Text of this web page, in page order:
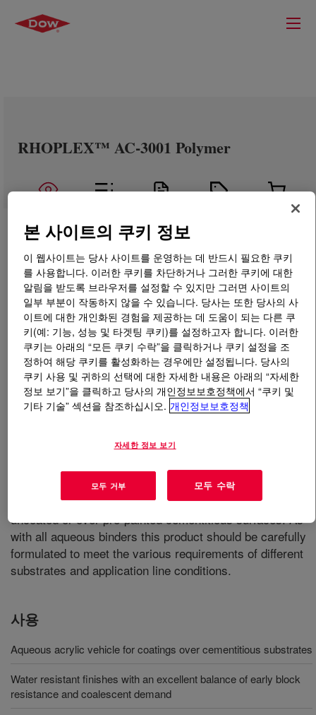
RHOPLEX™ AC-3001 Polymer
무엇입니까RHOPLEX™ AC-3001 Polymer?
A thermoplastic all-acrylic binder designed to be
formulated into water resistant finishes with an excellent
balance of early block resistance and coalescent
based on this product include flat and corrugated fiber
cement tiles for facade and roofing, and other concrete
elements. The product can be formulated in pigmented
coatings as well as clears for application directly to
uncoated or over pre-painted cementitious surfaces. As
with all aqueous binders this product should be carefully
formulated to meet the various requirements of different
substrates and application line conditions.
사용
Aqueous acrylic vehicle for coatings over cementitious substrates
Water resistant finishes with an excellent balance of early block
resistance and coalescent demand
본 사이트의 쿠키 정보
이 웹사이트는 당사 사이트를 운영하는 데 반드시 필요한 쿠키
를 사용합니다. 이러한 쿠키를 차단하거나 그러한 쿠키에 대한
알림을 받도록 브라우저를 설정할 수 있지만 그러면 사이트의
일부 부분이 작동하지 않을 수 있습니다. 당사는 또한 당사의 사
이트에 대한 개인화된 경험을 제공하는 데 도움이 되는 다른 쿠
키(예: 기능, 성능 및 타겟팅 쿠키)를 설정하고자 합니다. 이러한
쿠키는 아래의 “모든 쿠키 수락”을 클릭하거나 쿠키 설정을 조
정하여 해당 쿠키를 활성화하는 경우에만 설정됩니다. 당사의
쿠키 사용 및 귀하의 선택에 대한 자세한 내용은 아래의 “자세한
정보 보기”을 클릭하고 당사의 개인정보보호정책에서 “쿠키 및
기타 기술” 섹션을 참조하십시오. 개인정보보호정책
자세한 정보 보기
모두 거부 모두 수락